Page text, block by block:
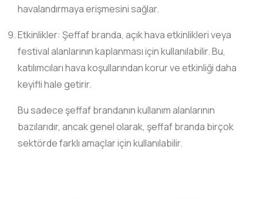
havalandırmaya erişmesini sağlar.
Etkinlikler: Şeffaf branda, açık hava etkinlikleri veya
festival alanlarının kaplanması için kullanılabilir. Bu,
katılımcıları hava koşullarından korur ve etkinliği daha
keyifli hale getirir.
Bu sadece şeffaf brandanın kullanım alanlarının
bazılarıdır, ancak genel olarak, şeffaf branda birçok
sektörde farklı amaçlar için kullanılabilir.